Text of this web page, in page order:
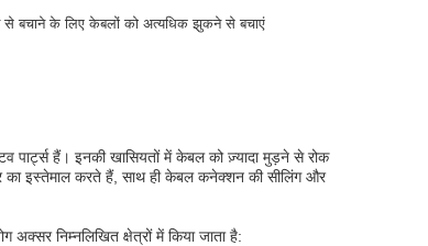
से बचाने के लिए केबलों को अत्यधिक झुकने से बचाएं
हैं। इनकी खासियतों में केबल को ज़्यादा मुड़ने से रोक
इस्तेमाल करते हैं, साथ ही केबल कनेक्शन की सीलिंग और
निम्नलिखित क्षेत्रों में किया जाता है: